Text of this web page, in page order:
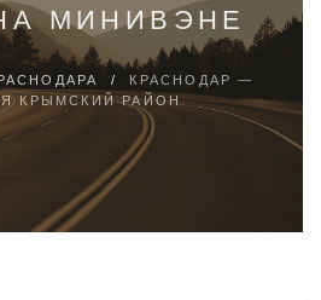
МИНИВЭНЕ
/ КРАСНОДАР —
КРЫМСКИЙ РАЙОН